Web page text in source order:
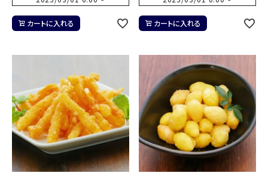
カートに入れる カートに入れる